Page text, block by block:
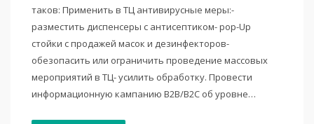
таков: Применить в ТЦ антивирусные меры:-
разместить диспенсеры с антисептиком- pop-Up
стойки с продажей масок и дезинфекторов-
обезопасить или ограничить проведение массовых
мероприятий в ТЦ- усилить обработку. Провести
информационную кампанию B2B/B2C об уровне…